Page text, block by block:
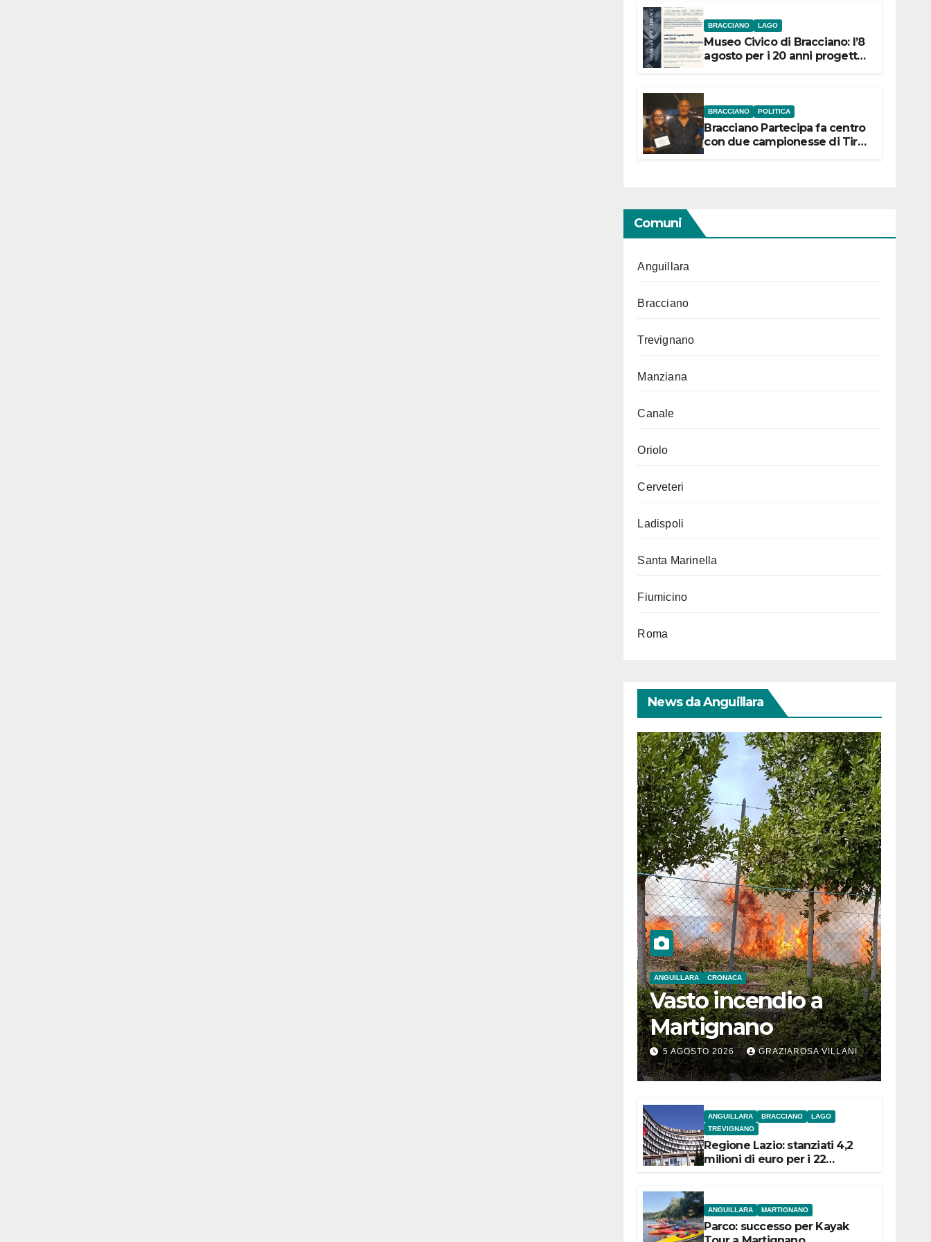
BRACCIANO LAGO
Museo Civico di Bracciano: l’8
agosto per i 20 anni progetto
BRACCIANO POLITICA
Bracciano Partecipa fa centro
con due campionesse di Tiro
Comuni
Anguillara
Bracciano
Trevignano
Manziana
Canale
Oriolo
Cerveteri
Ladispoli
Santa Marinella
Fiumicino
Roma
News da Anguillara
ANGUILLARA CRONACA
Vasto incendio a
Martignano
5 AGOSTO 2026 GRAZIAROSA VILLANI
ANGUILLARA BRACCIANO
LAGO
TREVIGNANO
Regione Lazio: stanziati 4,2
milioni di euro per i 22
ANGUILLARA MARTIGNANO
Parco: successo per Kayak